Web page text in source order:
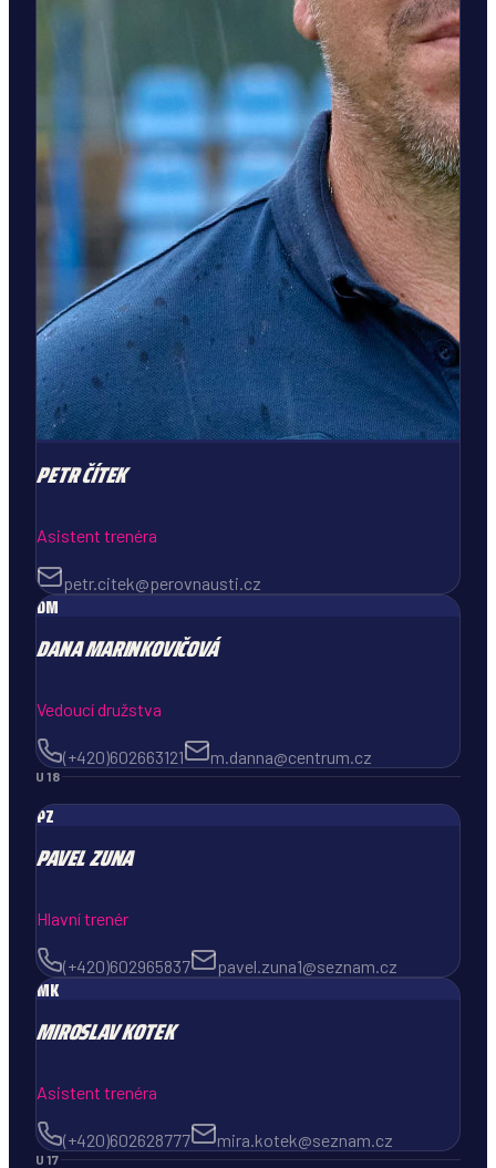
PETRČÍTEK
Asistent trenéra
petr.citek@perovnausti.cz
DM
DANAMARINKOVIČOVÁ
Vedoucí družstva
(+420)602663121 m.danna@centrum.cz
U18
PZ
PAVELZUNA
Hlavní trenér
(+420)602965837 pavel.zuna1@seznam.cz
MK
MIROSLAVKOTEK
Asistent trenéra
(+420)602628777 mira.kotek@seznam.cz
U17